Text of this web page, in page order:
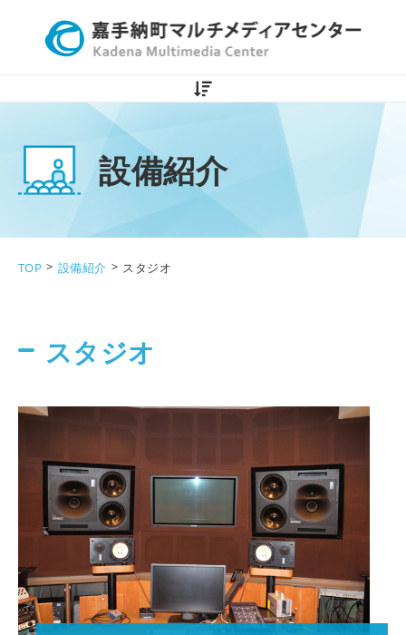
NEWS一覧
設備紹介
入居企業紹介
予約状況
設備紹介
TOP > 設備紹介 > スタジオ
スタジオ